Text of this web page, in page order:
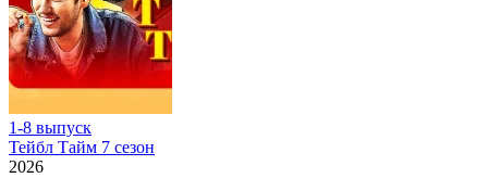
1-8 выпуск
Тейбл Тайм 7 сезон
2026